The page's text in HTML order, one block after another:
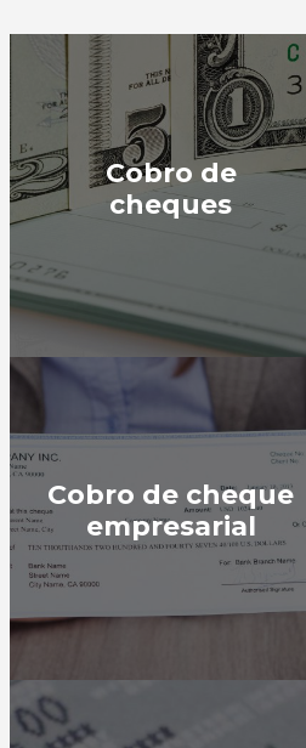
Cobro de
cheques
Cobro de cheque
empresarial